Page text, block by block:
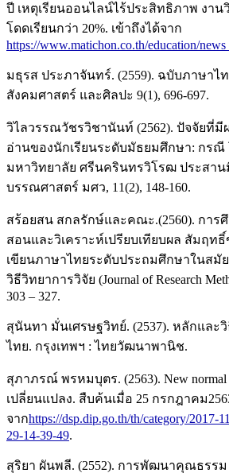
ปี เหตุเรียนออนไลน์ไร้ประสิทธิภาพ งาน
โดดเรียนกว่า 20%. เข้าถึงได้จาก
https://www.matichon.co.th/education/
มธุรส ประภาจันทร์. (2559). ฉบับภาษาไ
สังคมศาสตร์ และศิลปะ 9(1), 696-697.
วิไลวรรณวัชรวิชานันท์ (2562). ปัจจัยที่
อ่านของนักเรียนระดับมัธยมศึกษา: กรณี
มหาวิทยาลัย ศรีนครินทรวิโรฒ ประสาน
บรรณศาสตร์ มศว, 11(2), 148-160.
สร้อยสน สกลรักษ์และคณะ.(2560). การ
สอนและวิเคราะห์เปรียบเทียบผล สัมฤท
เขียนภาษาไทยระดับประถมศึกษาในสมั
วิธีวิทยาการวิจัย (Journal of Research
303 – 327.
สุนันทา มั่นเศรษฐวิทย์. (2537). หลักและ
ไทย. กรุงเทพฯ : ไทยวัฒนาพานิช.
สุภาภรณ์ พรหมบุตร. (2563). New
เปลี่ยนแปลง. สืบค้นเมื่อ 25 กรกฎาคม
จากhttps://dsp.dip.go.th/th/category/2017-
29-14-39-49.
สุริยา ผันพลี. (2552). การพัฒนาคุณธรร